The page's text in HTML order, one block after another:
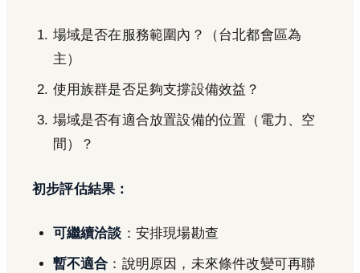
場域是否在服務範圍內？（台北都會區為
主）
使用族群是否足夠支撐設備效益？
場域是否有適合放置設備的位置（電力、空
間）？
初步評估結果：
可繼續洽談 ：安排現場勘查
暫不適合 ：說明原因，未來條件改變可再聯